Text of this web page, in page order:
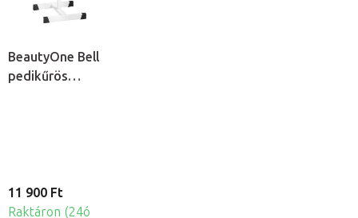
BeautyOne Bell
pedikűrös
11 900 Ft
Raktáron (24ó